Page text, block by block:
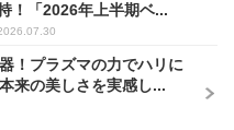
！「2026年上半期ベ...
！プラズマの力でハリに
来の美しさを実感し...